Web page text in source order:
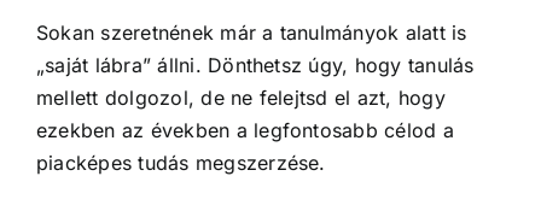
Sokan szeretnének már a tanulmányok alatt is
„saját lábra” állni. Dönthetsz úgy, hogy tanulás
mellett dolgozol, de ne felejtsd el azt, hogy
ezekben az években a legfontosabb célod a
piacképes tudás megszerzése.